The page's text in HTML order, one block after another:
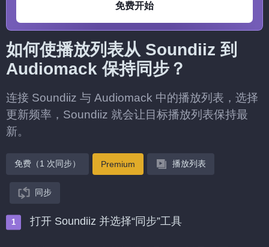
免费开始
如何使播放列表从 Soundiiz 到
Audiomack 保持同步？
连接 Soundiiz 与 Audiomack 中的播放列表，选择
更新频率，Soundiiz 就会让目标播放列表保持最
新。
免费（1 次同步） Premium 播放列表
同步
打开 Soundiiz 并选择“同步”工具